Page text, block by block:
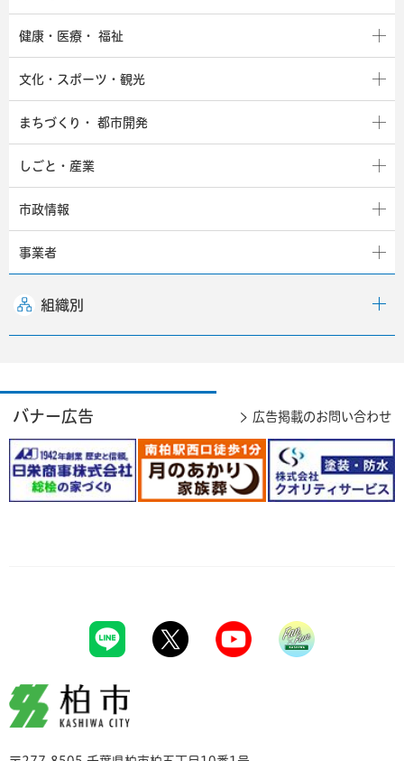
健康・医療・ 福祉
文化・スポーツ・観光
まちづくり・ 都市開発
しごと・産業
市政情報
事業者
組織別
バナー広告 広告掲載のお問い合わせ
柏市